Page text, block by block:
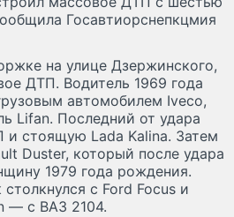
Госавтиорснепкцмия
на улице Дзержинского,
ДТП. Водитель 1969 года
автомобилем Iveco,
Lifan. Последний от удара
и стоящую Lada Kalina. Затем
Duster, который после удара
1979 года рождения.
с Ford Focus и
— с ВАЗ 2104.